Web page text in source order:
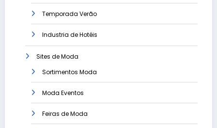
Temporada Verão
Industria de Hotéis
Sites de Moda
Sortimentos Moda
Moda Eventos
Feiras de Moda